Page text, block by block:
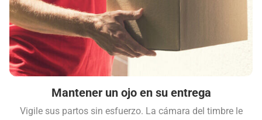
Mantener un ojo en su entrega
Vigile sus partos sin esfuerzo. La cámara del timbre le